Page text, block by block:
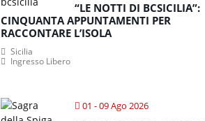
“LE NOTTI DI BCSICILIA”:
CINQUANTA APPUNTAMENTI PER
RACCONTARE L’ISOLA
Sicilia
Ingresso Libero
01 - 09 Ago 2026